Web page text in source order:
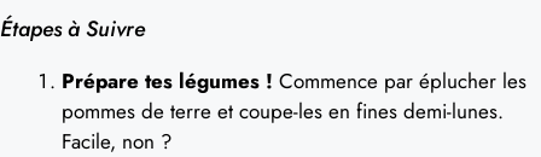
Étapes à Suivre
Prépare tes légumes ! Commence par éplucher les
pommes de terre et coupe-les en fines demi-lunes.
Facile, non ?